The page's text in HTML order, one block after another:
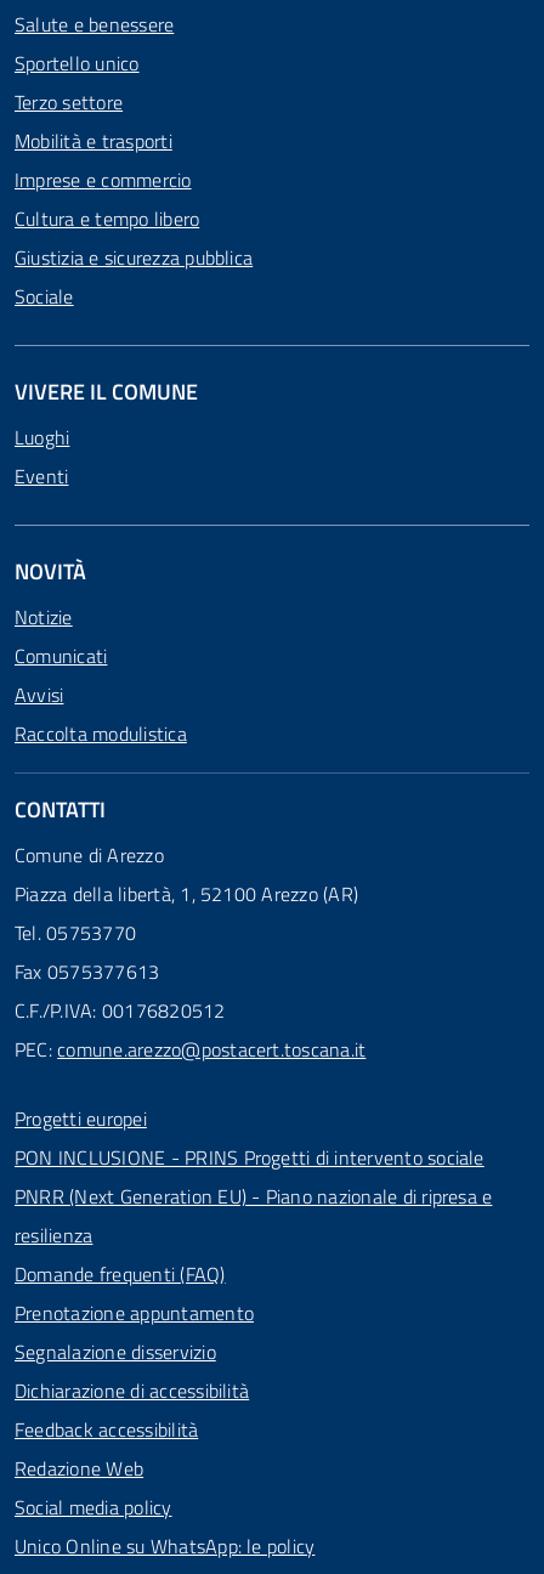
Salute e benessere
Sportello unico
Terzo settore
Mobilità e trasporti
Imprese e commercio
Cultura e tempo libero
Giustizia e sicurezza pubblica
Sociale
VIVERE IL COMUNE
Luoghi
Eventi
NOVITÀ
Notizie
Comunicati
Avvisi
Raccolta modulistica
CONTATTI
Comune di Arezzo
Piazza della libertà, 1, 52100 Arezzo (AR)
Tel. 05753770
Fax 0575377613
C.F./P.IVA: 00176820512
PEC:comune.arezzo@postacert.toscana.it
Progetti europei
PON INCLUSIONE - PRINS Progetti di intervento sociale
PNRR (Next Generation EU) - Piano nazionale di ripresa e
resilienza
Domande frequenti (FAQ)
Prenotazione appuntamento
Segnalazione disservizio
Dichiarazione di accessibilità
Feedback accessibilità
Redazione Web
Social media policy
Unico Online su WhatsApp: le policy